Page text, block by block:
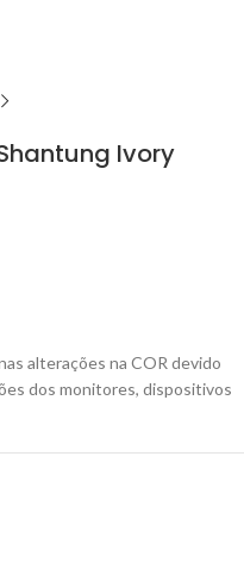
Ivory
alterações na COR devido
dos monitores, dispositivos